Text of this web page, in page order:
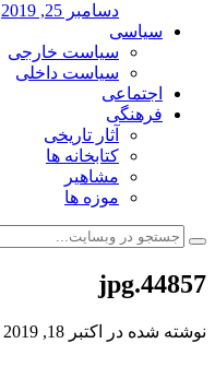
دسامبر 25, 2019
سیاسی
سیاست خارجی
سیاست داخلی
اجتماعی
فرهنگی
آثار تاریخی
کتابخانه ها
مشاهیر
موزه ها
44857.jpg
نوشته شده در اکتبر 18, 2019